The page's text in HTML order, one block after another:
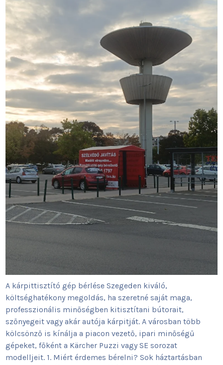
A kárpittisztító gép bérlése Szegeden kiváló,
költséghatékony megoldás, ha szeretné saját maga,
professzionális minőségben kitisztítani bútorait,
szőnyegeit vagy akár autója kárpitját. A városban több
kölcsönző is kínálja a piacon vezető, ipari minőségű
gépeket, főként a Kärcher Puzzi vagy SE sorozat
modelljeit. 1. Miért érdemes bérelni? Sok háztartásban